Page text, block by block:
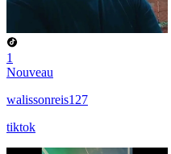
1
Nouveau
walissonreis127
tiktok